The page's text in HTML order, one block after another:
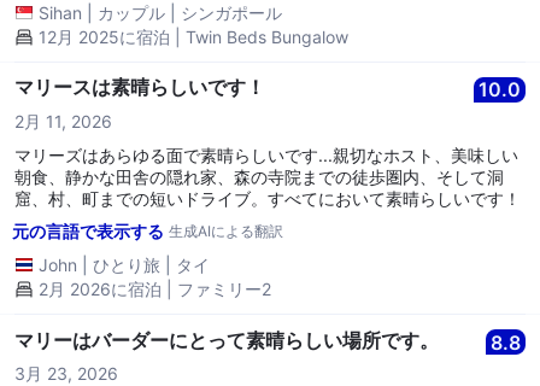
Sihan カップル
シンガポール
12月 2025に宿泊 | Twin Beds Bungalow
マリースは素晴らしいです！ 10.0
2月 11, 2026
マリーズはあらゆる面で素晴らしいです...親切なホスト、美味しい
朝食、静かな田舎の隠れ家、森の寺院までの徒歩圏内、そして洞
窟、村、町までの短いドライブ。すべてにおいて素晴らしいです！
元の言語で表示する 生成AIによる翻訳
John ひとり旅
タイ
2月 2026に宿泊 | ファミリー2
マリーはバーダーにとって素晴らしい場所です。 8.8
3月 23, 2026